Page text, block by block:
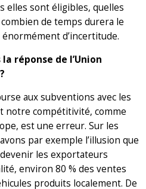
elles sont éligibles, quelles
de temps durera le
énormément d’incertitude.
réponse de l’Union
aux subventions avec les
notre compétitivité, comme
est une erreur. Sur les
par exemple l’illusion que
les exportateurs
environ 80 % des ventes
produits localement. De